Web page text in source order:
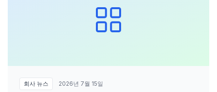
회사 뉴스 2026년 7월 15일